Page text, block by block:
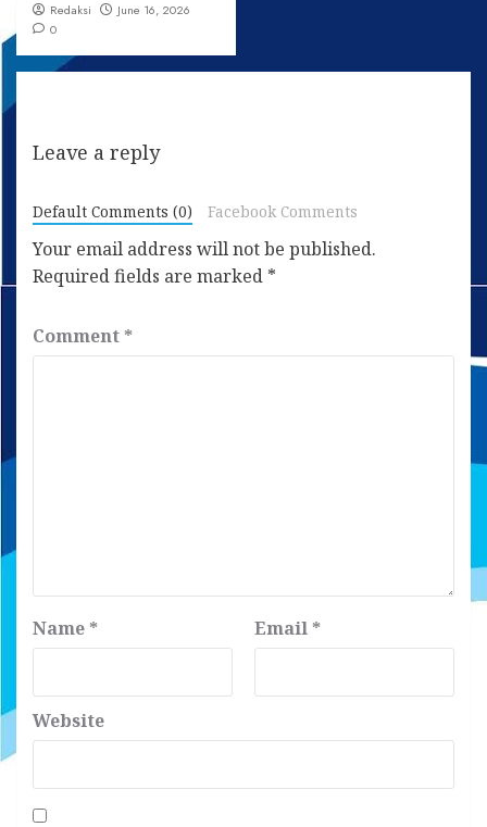
Redaksi
June 16, 2026
0
Leave a reply
Default Comments (0) Facebook Comments
Your email address will not be published.
Required fields are marked *
Comment *
Name * Email *
Website